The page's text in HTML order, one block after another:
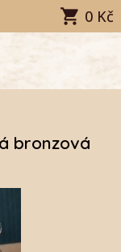
0 Kč
bronzová